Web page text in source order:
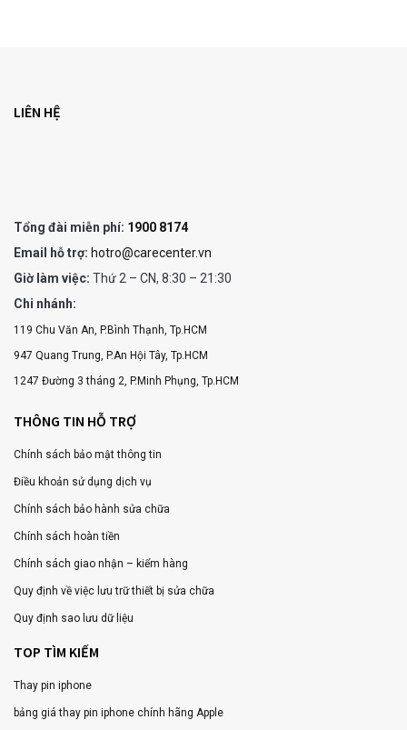
LIÊN HỆ
Tổng đài miễn phí: 1900 8174
Email hỗ trợ: hotro@carecenter.vn
Giờ làm việc: Thứ 2 – CN, 8:30 – 21:30
Chi nhánh:
119 Chu Văn An, P.Bình Thạnh, Tp.HCM
947 Quang Trung, P.An Hội Tây, Tp.HCM
1247 Đường 3 tháng 2, P.Minh Phụng, Tp.HCM
THÔNG TIN HỖ TRỢ
Chính sách bảo mật thông tin
Điều khoản sử dụng dịch vụ
Chính sách bảo hành sửa chữa
Chính sách hoàn tiền
Chính sách giao nhận – kiểm hàng
Quy định về việc lưu trữ thiết bị sửa chữa
Quy định sao lưu dữ liệu
TOP TÌM KIẾM
Thay pin iphone
bảng giá thay pin iphone chính hãng Apple